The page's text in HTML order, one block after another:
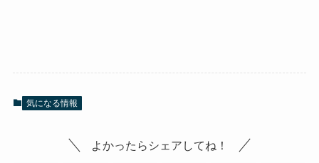
気になる情報
よかったらシェアしてね！